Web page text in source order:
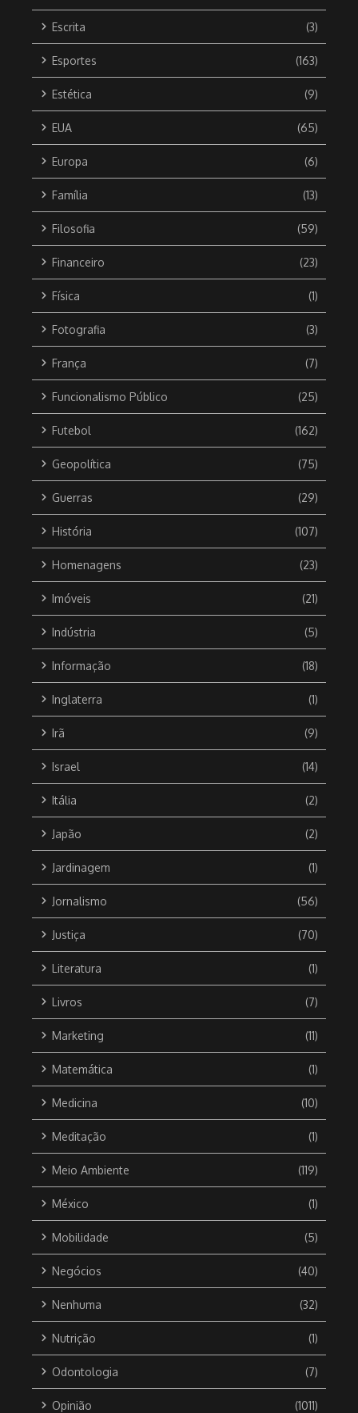
Escrita (3)
Esportes (163)
Estética (9)
EUA (65)
Europa (6)
Família (13)
Filosofia (59)
Financeiro (23)
Física (1)
Fotografia (3)
França (7)
Funcionalismo Público (25)
Futebol (162)
Geopolítica (75)
Guerras (29)
História (107)
Homenagens (23)
Imóveis (21)
Indústria (5)
Informação (18)
Inglaterra (1)
Irã (9)
Israel (14)
Itália (2)
Japão (2)
Jardinagem (1)
Jornalismo (56)
Justiça (70)
Literatura (1)
Livros (7)
Marketing (11)
Matemática (1)
Medicina (10)
Meditação (1)
Meio Ambiente (119)
México (1)
Mobilidade (5)
Negócios (40)
Nenhuma (32)
Nutrição (1)
Odontologia (7)
Opinião (1011)